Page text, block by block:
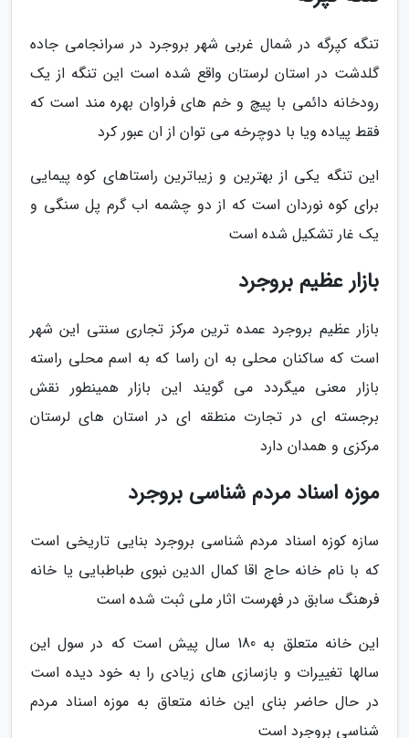
تنگه کپرگه در شمال غربی شهر بروجرد در سرانجامی جاده
گلدشت در استان لرستان واقع شده است این تنگه از یک
رودخانه دائمی با پیچ و خم های فراوان بهره مند است که
فقط پیاده ویا با دوچرخه می توان از ان عبور کرد
این تنگه یکی از بهترین و زیباترین راستاهای کوه پیمایی
برای کوه نوردان است که از دو چشمه اب گرم پل سنگی و
یک غار تشکیل شده است
بازار عظیم بروجرد
بازار عظیم بروجرد عمده ترین مرکز تجاری سنتی این شهر
است که ساکنان محلی به ان راسا که به اسم محلی راسته
بازار معنی میگردد می گویند این بازار همینطور نقش
برجسته ای در تجارت منطقه ای در استان های لرستان
مرکزی و همدان دارد
موزه اسناد مردم شناسی بروجرد
سازه کوزه اسناد مردم شناسی بروجرد بنایی تاریخی است
که با نام خانه حاج اقا کمال الدین نبوی طباطبایی یا خانه
فرهنگ سابق در فهرست اثار ملی ثبت شده است
این خانه متعلق به 180 سال پیش است که در سول این
سالها تغییرات و بازسازی های زیادی را به خود دیده است
در حال حاضر بنای این خانه متعاق به موزه اسناد مردم
شناسی بروجرد است